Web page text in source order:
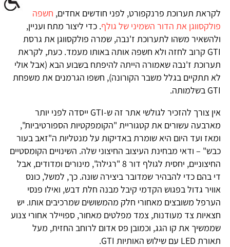
לקראת תערוכת פרנקפורט, לפני חודשים אחדים, חשפה
פולקסווגן את הדור השמיני של גולף. כדי ליצור מתח ועניין,
ולהשאיר משהו לתערוכת ז'נבה, שמרה פולקסווגן את גרסת
GTI קרוב לחזה ולא חשפה אותה באותו מעמד. כעת, לקראת
תערוכת ז'נבה שאמורה הייתה להיפתח בשבוע הבא (אבל אולי
לא תתקיים בגלל משבר הקורונה), חשפו הגרמנים את משפחת
GTI בשלמותה.
אין צורך להזכיר לגולשי אתר זה ש-GTI ייסדה ל
פני יותר
מארבעה עשורים את קטגוריית "הקומפקטיות הספורטיביות",
ומאז ועד היום היא שומרת באדיקות על מנטליות ה"זאב בעור
כבש" – ודאי מבחינת העיצוב החיצוני שלה. השינויים הקומסטיים
החיצוניים, יחסית לגולף דור 8 "רגילה", מינורים ומדודים, אבל
די בהם כדי להבהיר שמדובר ביצירה שונה. כך, למשל, כונס
אוויר גדול בפגוש הקדמי קיבל מבנה חלת דבש, ואילו פנסי
הערפל משובצים מאחורי חלק מהמשושים שמרכיבים אותו. יש
חצאיות צד מעודנות, צמד מפלטים מאחור, ספויילר אחורי צנוע
שממשיך את קו הגג, וכמובן פס אדום לרוחב החזית, מעל
תאורת LED עם שילוש האותיות GTI.